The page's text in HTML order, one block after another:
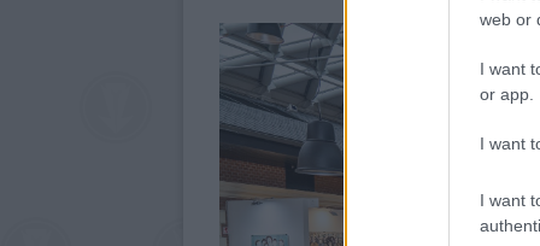
web or
I want
or app.
I want
I want